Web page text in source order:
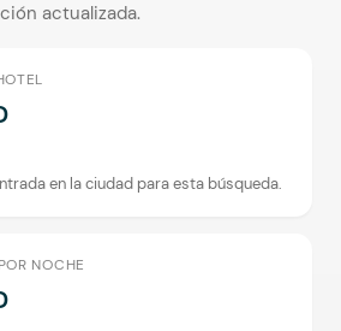
actualizada.
en la ciudad para esta búsqueda.
NOCHE